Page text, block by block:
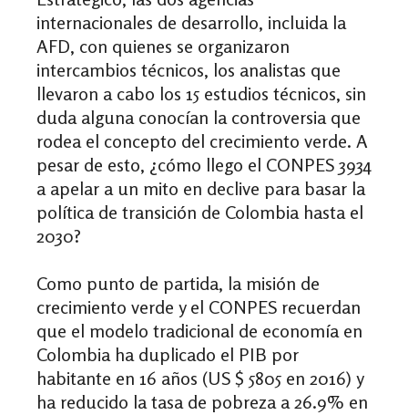
internacionales de desarrollo, incluida la
AFD, con quienes se organizaron
intercambios técnicos, los analistas que
llevaron a cabo los 15 estudios técnicos, sin
duda alguna conocían la controversia que
rodea el concepto del crecimiento verde. A
pesar de esto, ¿cómo llego el CONPES 3934
a apelar a un mito en declive para basar la
política de transición de Colombia hasta el
2030?
Como punto de partida, la misión de
crecimiento verde y el CONPES recuerdan
que el modelo tradicional de economía en
Colombia ha duplicado el PIB por
habitante en 16 años (US $ 5805 en 2016) y
ha reducido la tasa de pobreza a 26.9% en